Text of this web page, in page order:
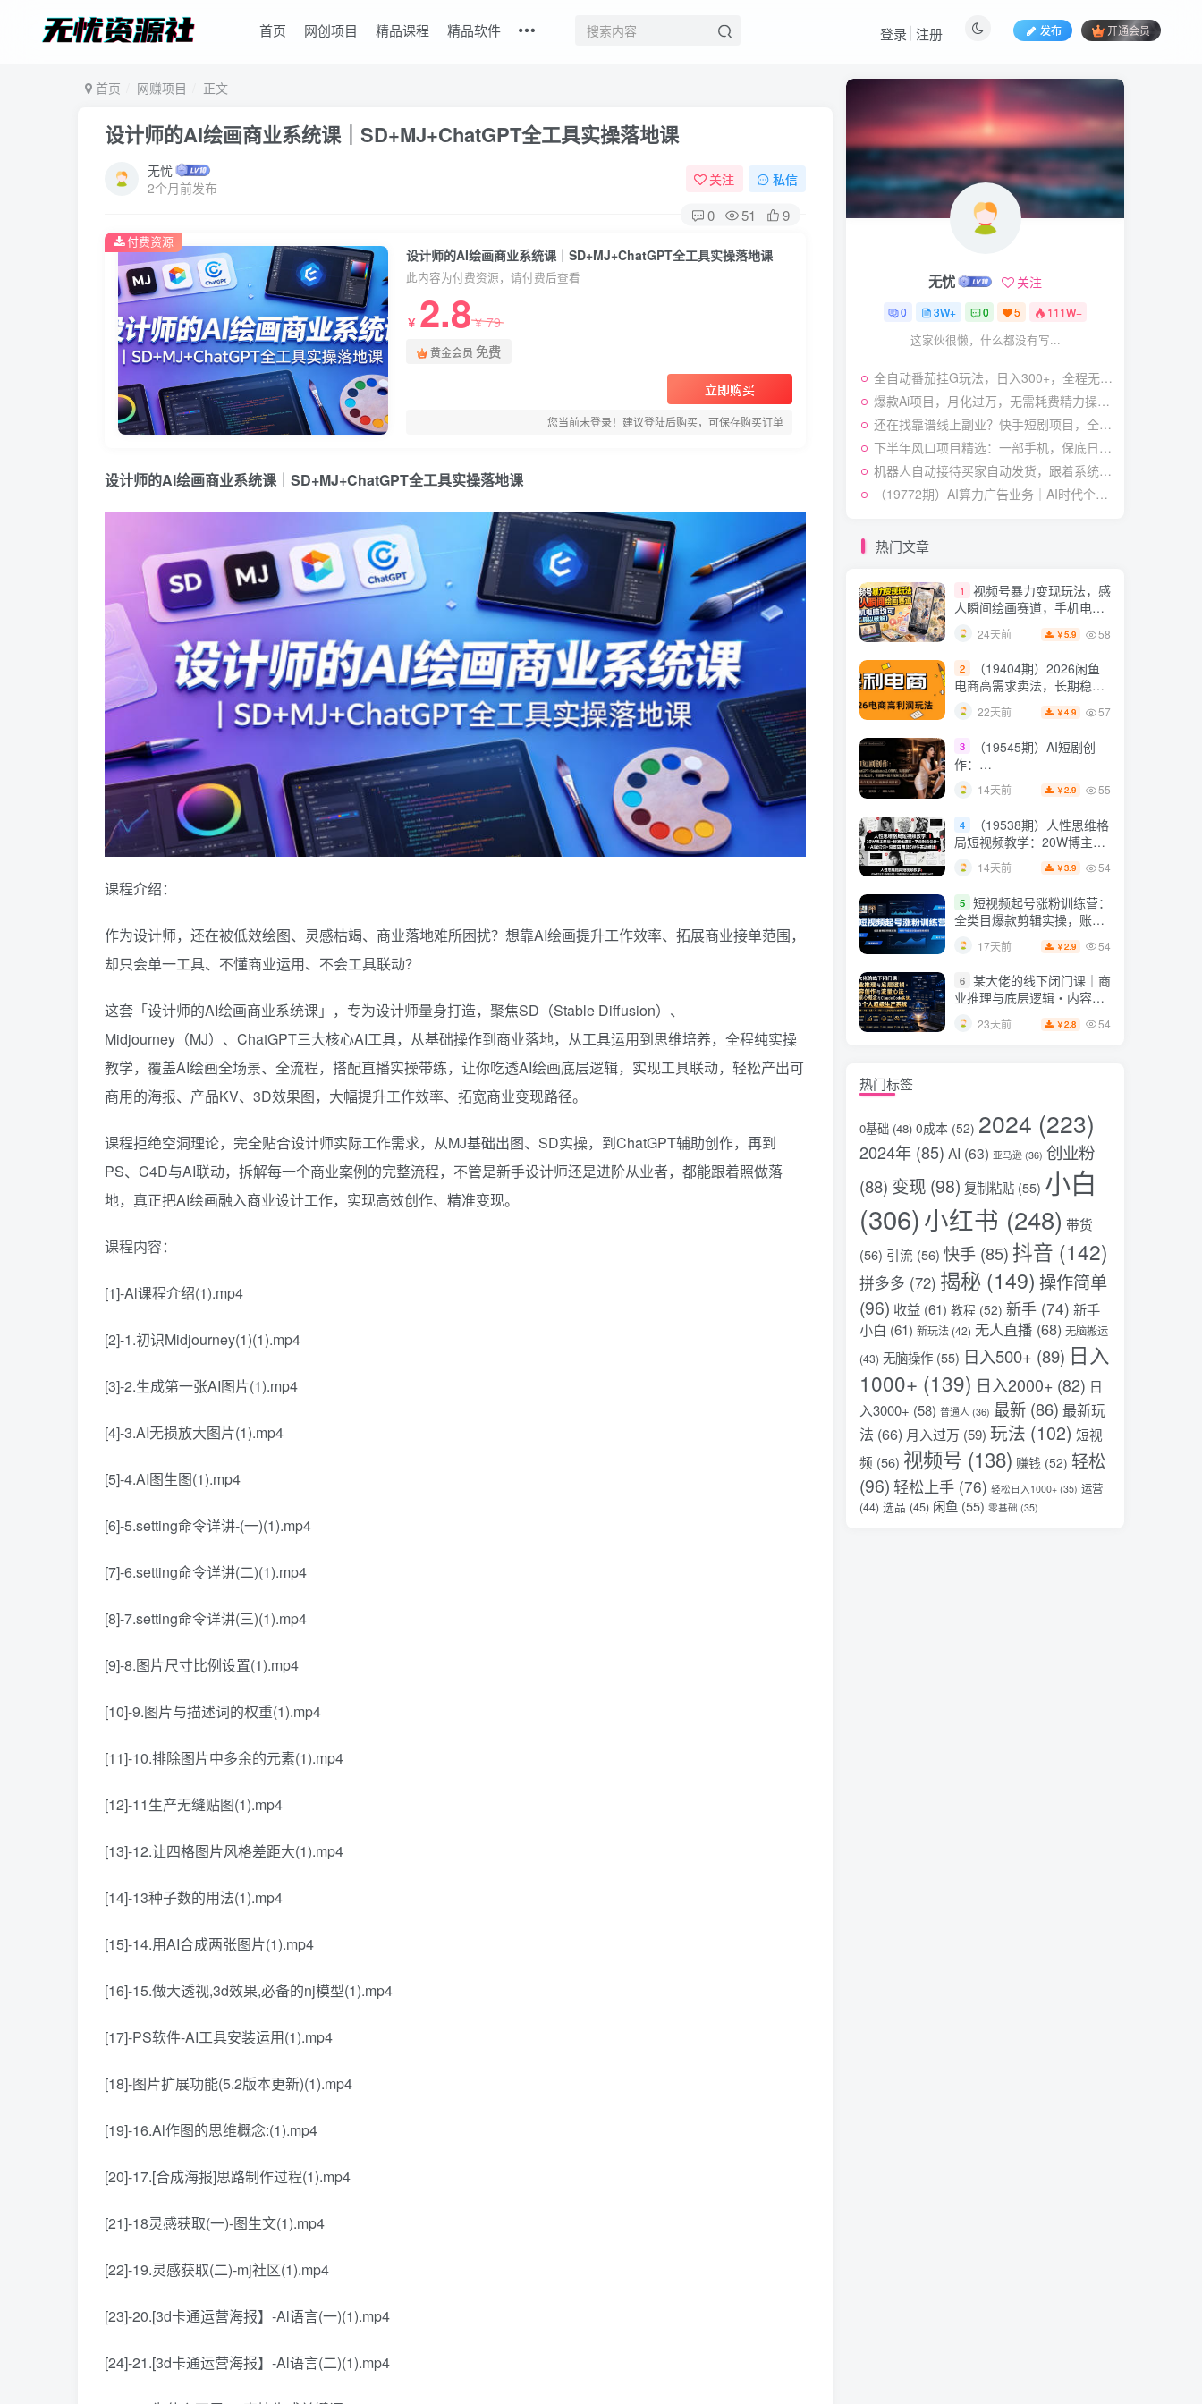
首页 网创项目 精品课程 精品软件 发布 开通会员
登录 注册
首页 网赚项目 正文
设计师的AI绘画商业系统课｜SD+MJ+ChatGPT全工具实操落地课
无忧
2个月前发布
关注 私信
0 51 9
设计师的AI绘画商业系统课｜SD+MJ+ChatGPT全工具实操落地课
此内容为付费资源，请付费后查看
￥ 2.8￥79
黄金会员 免费
立即购买
您当前未登录！建议登陆后购买，可保存购买订单
付费资源
设计师的AI绘画商业系统课｜SD+MJ+ChatGPT全工具实操落地课
课程介绍：
作为设计师，还在被低效绘图、灵感枯竭、商业落地难所困扰？想靠AI绘画提升工作效率、拓展商业接单范围，
却只会单一工具、不懂商业运用、不会工具联动？
这套「设计师的AI绘画商业系统课」，专为设计师量身打造，聚焦SD（Stable Diffusion）、
Midjourney（MJ）、ChatGPT三大核心AI工具，从基础操作到商业落地，从工具运用到思维培养，全程纯实操
教学，覆盖AI绘画全场景、全流程，搭配直播实操带练，让你吃透AI绘画底层逻辑，实现工具联动，轻松产出可
商用的海报、产品KV、3D效果图，大幅提升工作效率、拓宽商业变现路径。
课程拒绝空洞理论，完全贴合设计师实际工作需求，从MJ基础出图、SD实操，到ChatGPT辅助创作，再到
PS、C4D与AI联动，拆解每一个商业案例的完整流程，不管是新手设计师还是进阶从业者，都能跟着照做落
地，真正把AI绘画融入商业设计工作，实现高效创作、精准变现。
课程内容：
[1]-Al课程介绍(1).mp4
[2]-1.初识Midjourney(1)(1).mp4
[3]-2.生成第一张AI图片(1).mp4
[4]-3.AI无损放大图片(1).mp4
[5]-4.AI图生图(1).mp4
[6]-5.setting命令详讲-(一)(1).mp4
[7]-6.setting命令详讲(二)(1).mp4
[8]-7.setting命令详讲(三)(1).mp4
[9]-8.图片尺寸比例设置(1).mp4
[10]-9.图片与描述词的权重(1).mp4
[11]-10.排除图片中多余的元素(1).mp4
[12]-11生产无缝贴图(1).mp4
[13]-12.让四格图片风格差距大(1).mp4
[14]-13种子数的用法(1).mp4
[15]-14.用AI合成两张图片(1).mp4
[16]-15.做大透视,3d效果,必备的nj模型(1).mp4
[17]-PS软件-AI工具安装运用(1).mp4
[18]-图片扩展功能(5.2版本更新)(1).mp4
[19]-16.Al作图的思维概念:(1).mp4
[20]-17.[合成海报]思路制作过程(1).mp4
[21]-18灵感获取(一)-图生文(1).mp4
[22]-19.灵感获取(二)-mj社区(1).mp4
[23]-20.[3d卡通运营海报】-Al语言(一)(1).mp4
[24]-21.[3d卡通运营海报】-Al语言(二)(1).mp4
视频号暴力变现玩法，感
人瞬间绘画赛道，手机电脑
均可
24天前 ￥ 5.9 58
（19404期）2026闲鱼
电商高需求卖法，长期稳定
3 （19545期）AI短剧创
作：
ChatGPT+Seedance2.0教
程，从零制作恶毒女配短
全流程
14天前
4 （19538期）人性思维格
局短视频教学：20W博主亲
授×标准化流程×字幕封面设
计×AI提示词×橱窗带货6W
件实战经验
14天前
5 短视频起号涨粉训练营：
全类目爆款剪辑实操，账号
节奏规划复盘落地教程
17天前 ￥2.9
个人超级生产系统【录音
+图片】
无忧 关注
0 3W+ 0 5 111W+
这家伙很懒，什么都没有写...
全自动番茄挂G玩法，日入300+，全程无需人工，一台电脑即可开展【揭秘】
爆款Ai项目，月化过万，无需耗费精力操作，稳健实现每月增收
还在找靠谱线上副业？快手短剧项目，全程自动发布内容，不用熬夜做视频，轻松日入500+【揭秘】
下半年风口项目精选：一部手机，保底日入500+，做就有收益，长期稳定！【揭秘】
机器人自动接待买家自动发货，跟着系统学拼多多虚拟月入1-5W【揭秘】
（19772期）AI算力广告业务｜AI时代个人或工作室新赛道
热门文章
1
视频号暴力变现玩法，感
人瞬间绘画赛道，手机电脑
均可
24天前 ￥5.9 58
2
（19404期）2026闲鱼
电商高需求卖法，长期稳定
可做，一单利润300
22天前 ￥4.9 57
3
（19545期）AI短剧创
作：
ChatGPT+Seedance2.0教
程，从零制作恶毒女配短
全流程
14天前 ￥2.9 55
4
（19538期）人性思维格
局短视频教学：20W博主亲
授×标准化流程×字幕封面设
计×AI提示词×橱窗带货6W
件实战经验
14天前 ￥3.9 54
5 短视频起号涨粉训练营：
全类目爆款剪辑实操，账号
节奏规划复盘落地教程
17天前 ￥2.9 54
6 某大佬的线下闭门课｜商
业推理与底层逻辑・内容创
作与流量心法・AI核心概念
与Claude Code实战，打造
23天前 ￥2.8 54
热门标签
0基础 (48) 0成本 (52) 2024 (223)
2024年 (85) AI (63) 亚马逊 (36) 创业粉
(88) 变现 (98) 复制粘贴 (55) 小白
(306)小红书 (248) 带货
(56) 引流 (56) 快手 (85) 抖音 (142)
拼多多 (72) 揭秘 (149) 操作简单
(96) 收益 (61) 教程 (52) 新手 (74) 新手
小白 (61) 新玩法 (42) 无人直播 (68) 无脑搬运
(43) 无脑操作 (55) 日入500+ (89) 日入
1000+ (139) 日入2000+ (82) 日
入3000+ (58) 普通人 (36) 最新 (86) 最新玩
法 (66) 月入过万 (59) 玩法 (102) 短视
频 (56) 视频号 (138) 赚钱 (52) 轻松
(96) 轻松上手 (76) 轻松日入1000+ (35) 运营
(44) 选品 (45) 闲鱼 (55) 零基础 (35)